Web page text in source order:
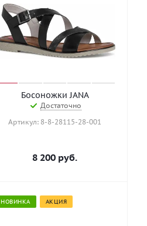
Босоножки JANA
Достаточно
Артикул: 8-8-28115-28-001
8 200 руб.
НОВИНКА АКЦИЯ